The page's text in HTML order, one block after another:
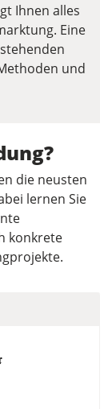
Ihnen alles
Eine
und
die neusten
lernen Sie
konkrete